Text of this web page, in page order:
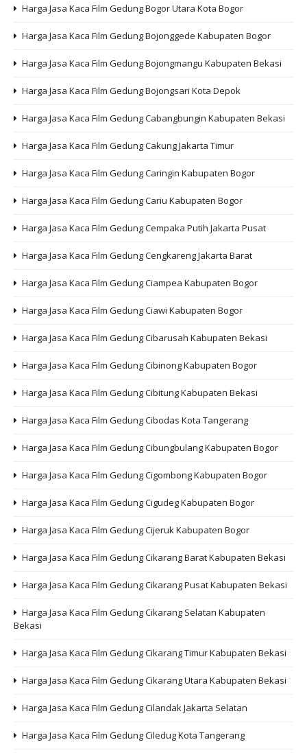
Harga Jasa Kaca Film Gedung Bogor Utara Kota Bogor
Harga Jasa Kaca Film Gedung Bojonggede Kabupaten Bogor
Harga Jasa Kaca Film Gedung Bojongmangu Kabupaten Bekasi
Harga Jasa Kaca Film Gedung Bojongsari Kota Depok
Harga Jasa Kaca Film Gedung Cabangbungin Kabupaten Bekasi
Harga Jasa Kaca Film Gedung Cakung Jakarta Timur
Harga Jasa Kaca Film Gedung Caringin Kabupaten Bogor
Harga Jasa Kaca Film Gedung Cariu Kabupaten Bogor
Harga Jasa Kaca Film Gedung Cempaka Putih Jakarta Pusat
Harga Jasa Kaca Film Gedung Cengkareng Jakarta Barat
Harga Jasa Kaca Film Gedung Ciampea Kabupaten Bogor
Harga Jasa Kaca Film Gedung Ciawi Kabupaten Bogor
Harga Jasa Kaca Film Gedung Cibarusah Kabupaten Bekasi
Harga Jasa Kaca Film Gedung Cibinong Kabupaten Bogor
Harga Jasa Kaca Film Gedung Cibitung Kabupaten Bekasi
Harga Jasa Kaca Film Gedung Cibodas Kota Tangerang
Harga Jasa Kaca Film Gedung Cibungbulang Kabupaten Bogor
Harga Jasa Kaca Film Gedung Cigombong Kabupaten Bogor
Harga Jasa Kaca Film Gedung Cigudeg Kabupaten Bogor
Harga Jasa Kaca Film Gedung Cijeruk Kabupaten Bogor
Harga Jasa Kaca Film Gedung Cikarang Barat Kabupaten Bekasi
Harga Jasa Kaca Film Gedung Cikarang Pusat Kabupaten Bekasi
Harga Jasa Kaca Film Gedung Cikarang Selatan Kabupaten
Bekasi
Harga Jasa Kaca Film Gedung Cikarang Timur Kabupaten Bekasi
Harga Jasa Kaca Film Gedung Cikarang Utara Kabupaten Bekasi
Harga Jasa Kaca Film Gedung Cilandak Jakarta Selatan
Harga Jasa Kaca Film Gedung Ciledug Kota Tangerang